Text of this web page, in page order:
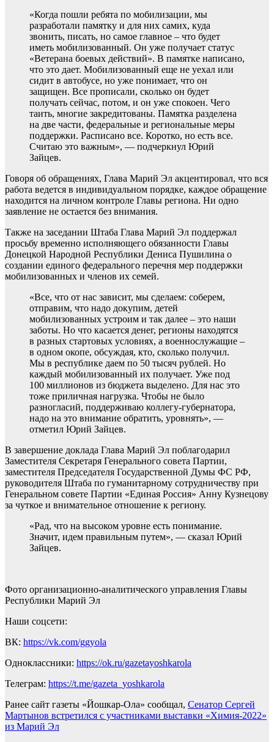
«Когда пошли ребята по мобилизации, мы
разработали памятку и для них самих, куда
звонить, писать, но самое главное – что будет
иметь мобилизованный. Он уже получает статус
«Ветерана боевых действий». В памятке написано,
что это дает. Мобилизованный еще не уехал или
сидит в автобусе, но уже понимает, что он
защищен. Все прописали, сколько он будет
получать сейчас, потом, и он уже спокоен. Чего
таить, многие закредитованы. Памятка разделена
на две части, федеральные и региональные меры
поддержки. Расписано все. Коротко, но есть все.
Считаю это важным», — подчеркнул Юрий
Зайцев.
Говоря об обращениях, Глава Марий Эл акцентировал, что вся
работа ведется в индивидуальном порядке, каждое обращение
находится на личном контроле Главы региона. Ни одно
заявление не остается без внимания.
Также на заседании Штаба Глава Марий Эл поддержал
просьбу временно исполняющего обязанности Главы
Донецкой Народной Республики Дениса Пушилина о
создании единого федерального перечня мер поддержки
мобилизованных и членов их семей.
«Все, что от нас зависит, мы сделаем: соберем,
отправим, что надо докупим, детей
мобилизованных устроим и так далее – это наши
заботы. Но что касается денег, регионы находятся
в разных стартовых условиях, а военнослужащие –
в одном окопе, обсуждая, кто, сколько получил.
Мы в республике даем по 50 тысяч рублей. Но
каждый мобилизованный их получает. Уже под
100 миллионов из бюджета выделено. Для нас это
тоже приличная нагрузка. Чтобы не было
разногласий, поддерживаю коллегу-губернатора,
надо на это внимание обратить, уровнять», —
отметил Юрий Зайцев.
В завершение доклада Глава Марий Эл поблагодарил
Заместителя Секретаря Генерального совета Партии,
заместителя Председателя Государственной Думы ФС РФ,
руководителя Штаба по гуманитарному сотрудничеству при
Генеральном совете Партии «Единая Россия» Анну Кузнецову
за чуткое и внимательное отношение к региону.
«Рад, что на высоком уровне есть понимание.
Значит, идем правильным путем», — сказал Юрий
Зайцев.
Фото организационно-аналитического управления Главы
Республики Марий Эл
Наши соцсети:
ВК: https://vk.com/ggyola
Одноклассники: https://ok.ru/gazetayoshkarola
Телеграм: https://t.me/gazeta_yoshkarola
Ранее сайт газеты «Йошкар-Ола» сообщал, Сенатор Сергей
Мартынов встретился с участниками выставки «Химия-2022»
из Марий Эл